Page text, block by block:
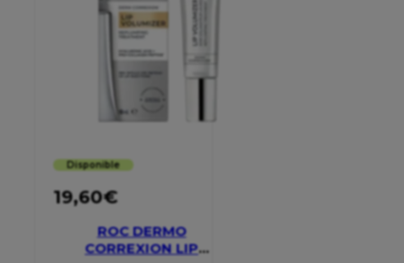
Disponible
19,60€
ROC DERMO
CORREXION LIP